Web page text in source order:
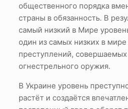
общественного порядка
страны в обязанность. В
самый низкий в Мире
один из самых низких в
преступлений,
огнестрельного оружия.
В Украине уровень
растёт и создаётся